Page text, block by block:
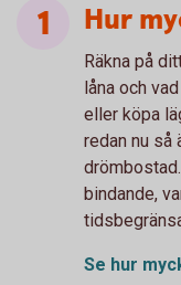
Hur
Räkna på
låna och
eller köpa
redan nu så
bindande,
Se hur